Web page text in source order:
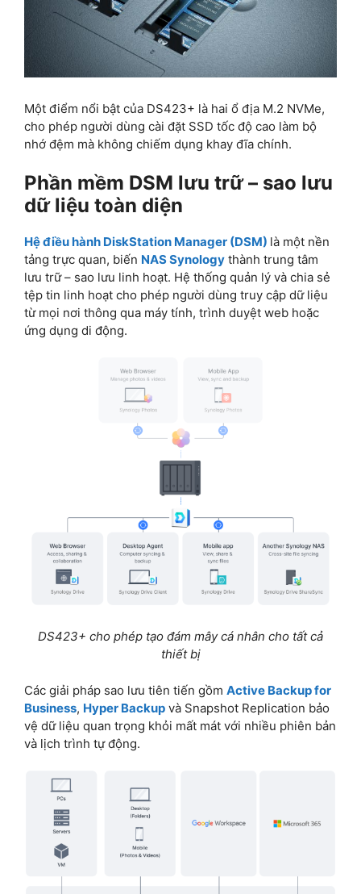
Một điểm nổi bật của DS423+ là hai ổ địa M.2 NVMe,
cho phép người dùng cài đặt SSD tốc độ cao làm bộ
nhớ đệm mà không chiếm dụng khay đĩa chính.
Phần mềm DSM lưu trữ – sao lưu
dữ liệu toàn diện
Hệ điều hành DiskStation Manager (DSM) là một nền
tảng trực quan, biến NAS Synology thành trung tâm
lưu trữ – sao lưu linh hoạt. Hệ thống quản lý và chia sẻ
tệp tin linh hoạt cho phép người dùng truy cập dữ liệu
từ mọi nơi thông qua máy tính, trình duyệt web hoặc
ứng dụng di động.
DS423+ cho phép tạo đám mây cá nhân cho tất cả
thiết bị
Các giải pháp sao lưu tiên tiến gồm Active Backup for
Business, Hyper Backup và Snapshot Replication bảo
vệ dữ liệu quan trọng khỏi mất mát với nhiều phiên bản
và lịch trình tự động.